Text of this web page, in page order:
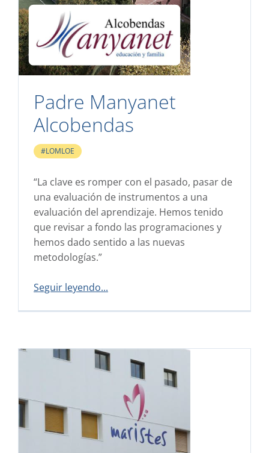
Padre Manyanet
Alcobendas
#LOMLOE
“La clave es romper con el pasado, pasar de
una evaluación de instrumentos a una
evaluación del aprendizaje. Hemos tenido
que revisar a fondo las programaciones y
hemos dado sentido a las nuevas
metodologías.”
Seguir leyendo...